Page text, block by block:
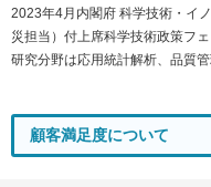
2023年4月内閣府 科学技術・イ
災担当）付上席科学技術政策フェ
研究分野は応用統計解析、品質管
顧客満足度について